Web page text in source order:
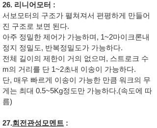
26. 리니어모터 :
서보모터의 구조가 펼쳐져서 편평하게 만들어
진 구조로 보면 된다.
아주 정밀한 제어가 가능하며, 1~2마이크론내
정지 정밀도, 반복정밀도가 가능하다.
전체 길이의 제한이 거의 없으며, 스트로크 수
m의 거리를 단 1~2초내 이송이 가능하다.
단, 매우 빠르게 이송이 가능한 만큼 워크의 무
게는 최대 0.5~5Kg정도만 가능하다.(속도에 따
름)
27.회전관성모멘트 :